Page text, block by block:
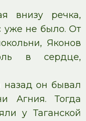
внизу речка,
уже не было. От
Яконов
в сердце,
назад он бывал
Агния. Тогда
у Таганской